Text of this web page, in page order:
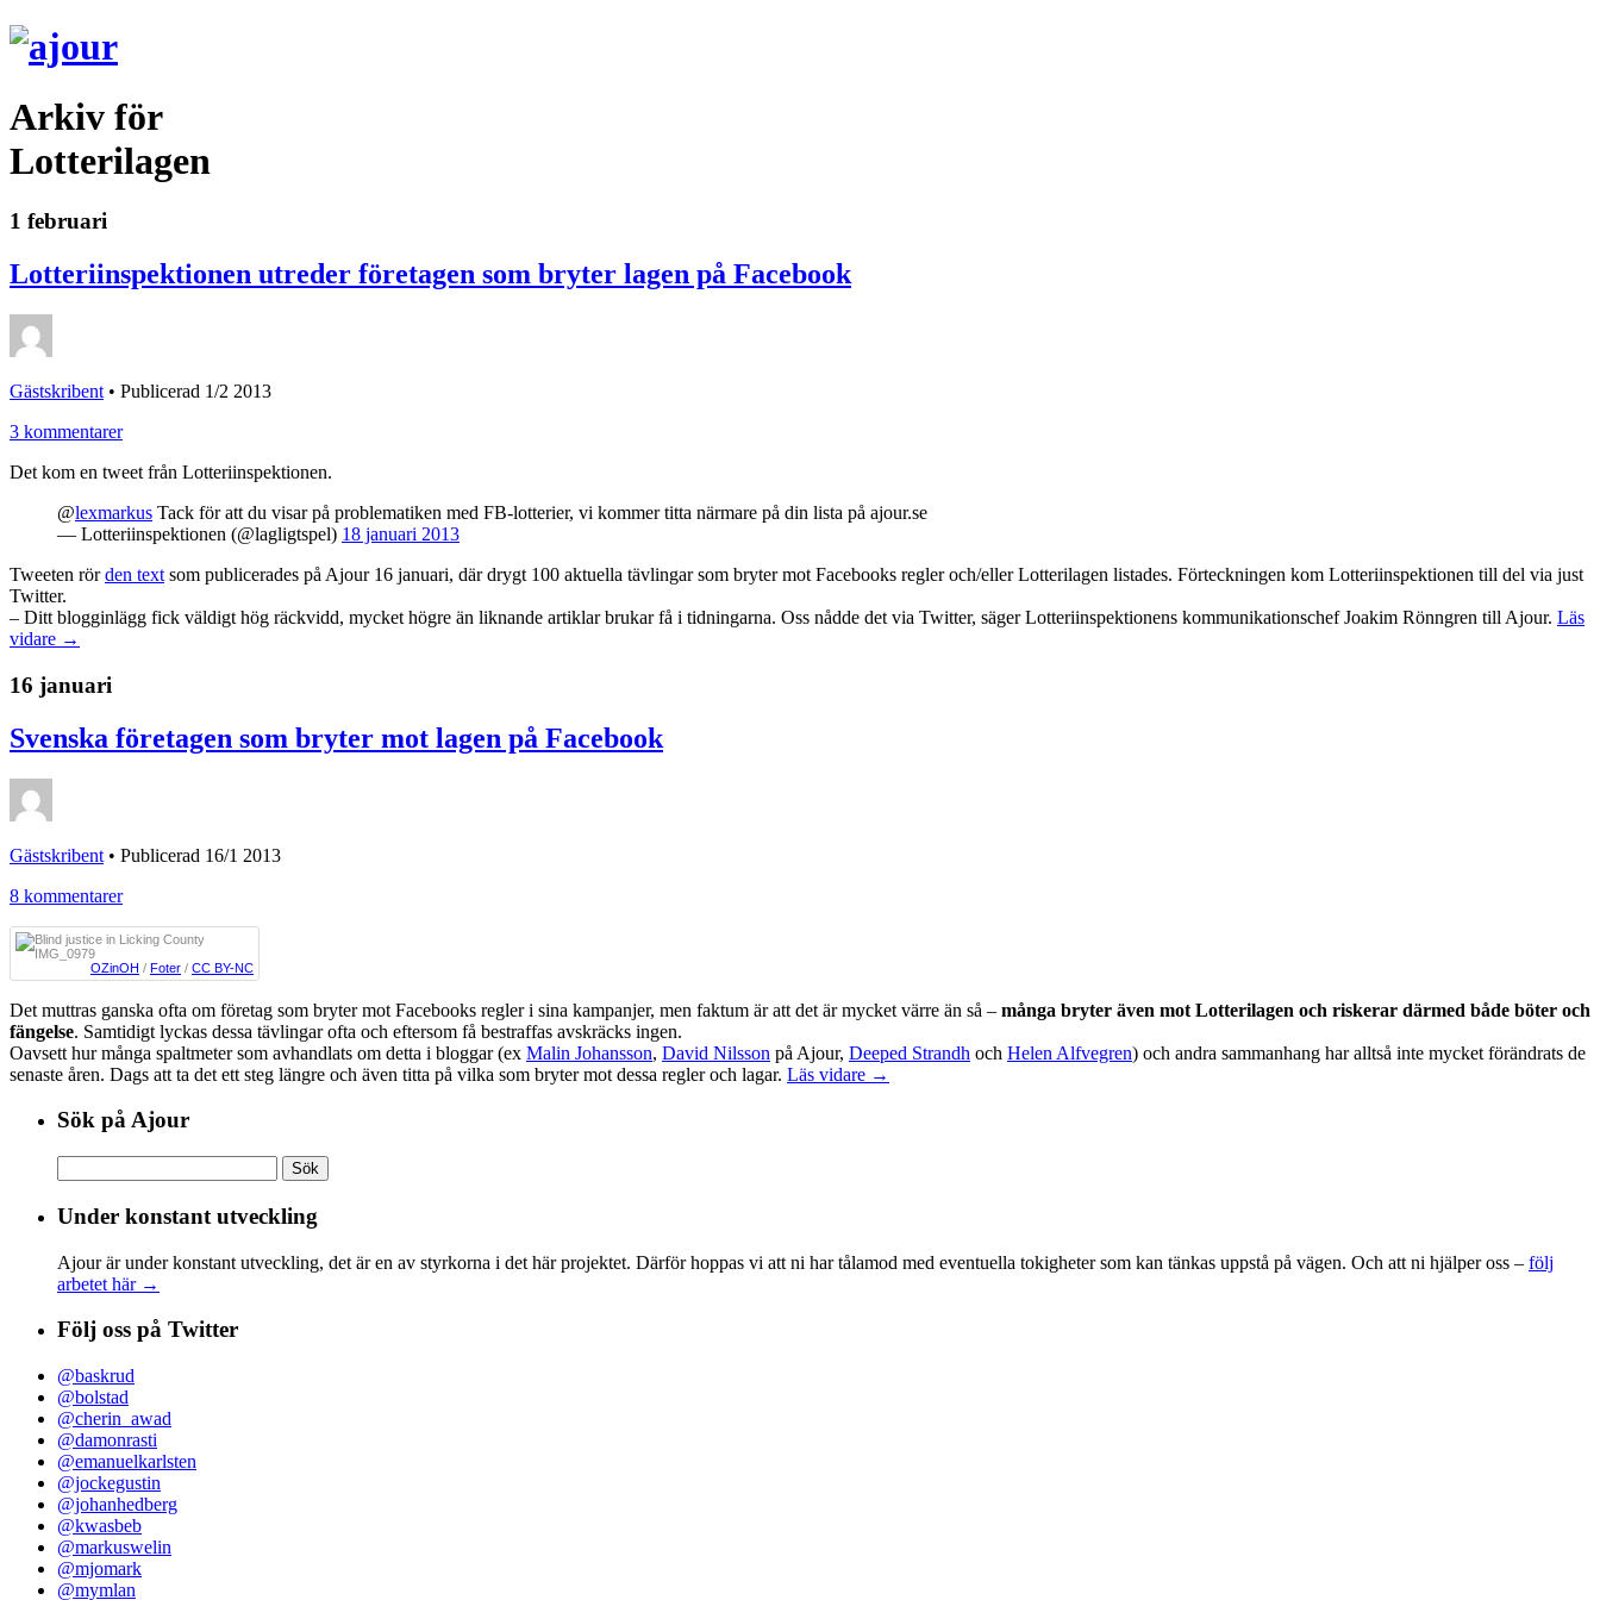
Arkiv för
Lotterilagen
1 februari
Lotteriinspektionen utreder företagen som bryter lagen på Facebook
Gästskribent • Publicerad 1/2 2013
3 kommentarer
Det kom en tweet från Lotteriinspektionen.
@lexmarkus Tack för att du visar på problematiken med FB-lotterier, vi kommer titta närmare på din lista på ajour.se
— Lotteriinspektionen (@lagligtspel) 18 januari 2013
Tweeten rörden text som publicerades på Ajour 16 januari, där drygt 100 aktuella tävlingar som bryter mot Facebooks regler och/eller Lotterilagen listades. Förteckningen kom Lotteriinspektionen till del via just
Twitter.
– Ditt blogginlägg fick väldigt hög räckvidd, mycket högre än liknande artiklar brukar få i tidningarna. Oss nådde det via Twitter, säger Lotteriinspektionens kommunikationschef Joakim Rönngren till Ajour. Läs
vidare →
16 januari
Svenska företagen som bryter mot lagen på Facebook
Gästskribent • Publicerad 16/1 2013
8 kommentarer
OZinOH / Foter / CC BY-NC
Det muttras ganska ofta om företag som bryter mot Facebooks regler i sina kampanjer, men faktum är att det är mycket värre än så – många bryter även mot Lotterilagen och riskerar därmed både böter och
fängelse. Samtidigt lyckas dessa tävlingar ofta och eftersom få bestraffas avskräcks ingen.
Oavsett hur många spaltmeter som avhandlats om detta i bloggar (ex Malin Johansson, David Nilsson på Ajour, Deeped Strandh och Helen Alfvegren) och andra sammanhang har alltså inte mycket förändrats de
senaste åren. Dags att ta det ett steg längre och även titta på vilka som bryter mot dessa regler och lagar. Läs vidare →
Sök på Ajour
efter:
Under konstant utveckling
Ajour är under konstant utveckling, det är en av styrkorna i det här projektet. Därför hoppas vi att ni har tålamod med eventuella tokigheter som kan tänkas uppstå på vägen. Och att ni hjälper oss – följ
arbetet här →
Följ oss på Twitter
@baskrud
@bolstad
@cherin_awad
@damonrasti
@emanuelkarlsten
@jockegustin
@johanhedberg
@kwasbeb
@markuswelin
@mjomark
@mymlan